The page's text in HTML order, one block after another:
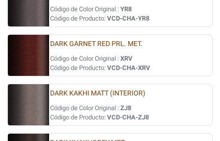
Código de Color Original : YR8
Código de Producto: VCD-CHA-YR8
DARK GARNET RED PRL. MET.
Código de Color Original : XRV
Código de Producto: VCD-CHA-XRV
DARK KAKHI MATT (INTERIOR)
Código de Color Original : ZJ8
Código de Producto: VCD-CHA-ZJ8